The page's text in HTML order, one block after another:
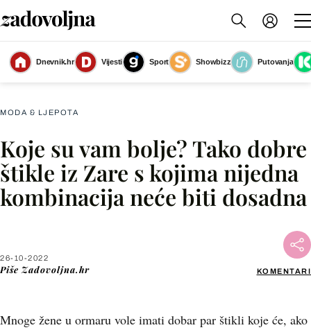
Dnevnik.hr Vijesti Sport Showbizz
Putovanja
Slika nije dostupna
MODA & LJEPOTA
Koje su vam bolje? Tako dobre
štikle iz Zare s kojima nijedna
kombinacija neće biti dosadna
26-10-2022
Piše Zadovoljna.hr KOMENTARI
Mnoge žene u ormaru vole imati dobar par štikli koje će, ako
Facebook
X